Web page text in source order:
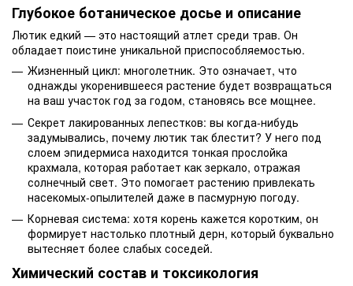
Глубокое ботаническое досье и описание
Лютик едкий — это настоящий атлет среди трав. Он
обладает поистине уникальной приспособляемостью.
Жизненный цикл: многолетник. Это означает, что
однажды укоренившееся растение будет возвращаться
на ваш участок год за годом, становясь все мощнее.
Секрет лакированных лепестков: вы когда-нибудь
задумывались, почему лютик так блестит? У него под
слоем эпидермиса находится тонкая прослойка
крахмала, которая работает как зеркало, отражая
солнечный свет. Это помогает растению привлекать
насекомых-опылителей даже в пасмурную погоду.
Корневая система: хотя корень кажется коротким, он
формирует настолько плотный дерн, который буквально
вытесняет более слабых соседей.
Химический состав и токсикология